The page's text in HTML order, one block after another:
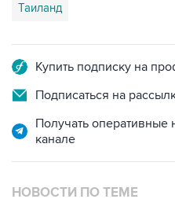
Таиланд
Купить подписку на
Подписаться на
Получать
канале
НОВОСТИ ПО ТЕМЕ